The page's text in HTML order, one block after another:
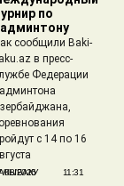
по
сообщили Baki-
в пресс-
Федерации
с 14 по 16
08/2026 11:31